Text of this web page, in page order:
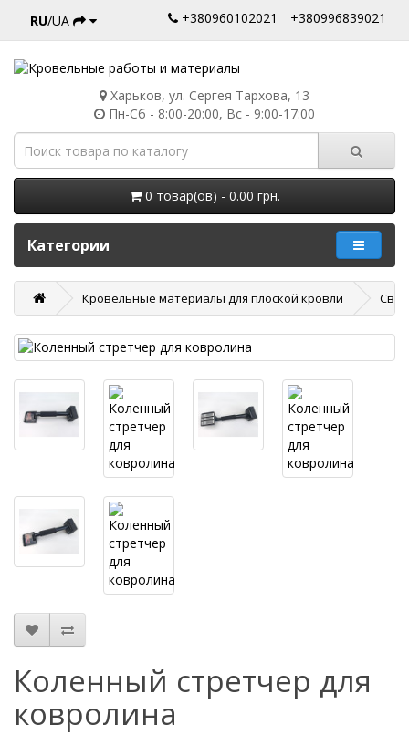
RU/UA +380960102021 +380996839021
Харьков, ул. Сергея Тархова, 13
Пн-Сб - 8:00-20:00, Вс - 9:00-17:00
0 товар(ов) - 0.00 грн.
Категории
Кровельные материалы для плоской кровли
Коленный стретчер для
ковролина